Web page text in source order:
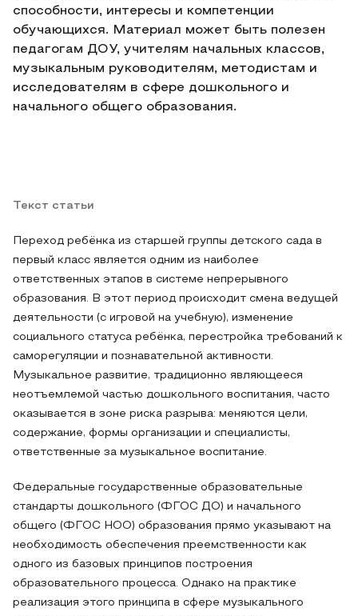
способности, интересы и компетенции
обучающихся. Материал может быть полезен
педагогам ДОУ, учителям начальных классов,
музыкальным руководителям, методистам и
исследователям в сфере дошкольного и
начального общего образования.
Текст статьи
Переход ребёнка из старшей группы детского сада в
первый класс является одним из наиболее
ответственных этапов в системе непрерывного
образования. В этот период происходит смена ведущей
деятельности (с игровой на учебную), изменение
социального статуса ребёнка, перестройка требований к
саморегуляции и познавательной активности.
Музыкальное развитие, традиционно являющееся
неотъемлемой частью дошкольного воспитания, часто
оказывается в зоне риска разрыва: меняются цели,
содержание, формы организации и специалисты,
ответственные за музыкальное воспитание.
Федеральные государственные образовательные
стандарты дошкольного (ФГОС ДО) и начального
общего (ФГОС НОО) образования прямо указывают на
необходимость обеспечения преемственности как
одного из базовых принципов построения
образовательного процесса. Однако на практике
реализация этого принципа в сфере музыкального